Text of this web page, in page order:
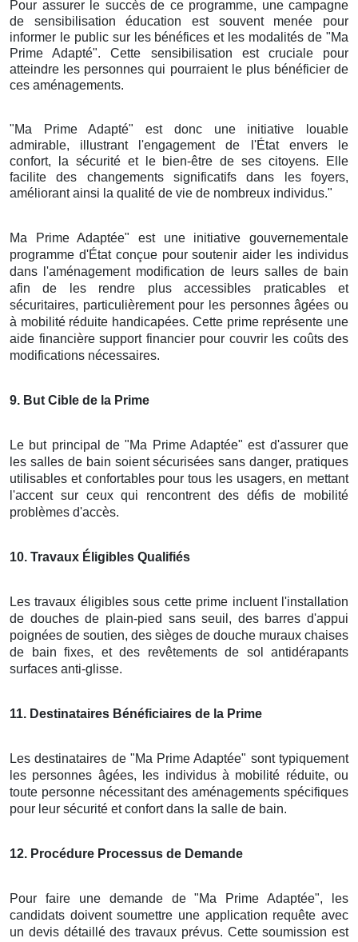
Pour assurer le succès de ce programme, une campagne
de sensibilisation éducation est souvent menée pour
informer le public sur les bénéfices et les modalités de "Ma
Prime Adapté". Cette sensibilisation est cruciale pour
atteindre les personnes qui pourraient le plus bénéficier de
ces aménagements.
"Ma Prime Adapté" est donc une initiative louable
admirable, illustrant l'engagement de l'État envers le
confort, la sécurité et le bien-être de ses citoyens. Elle
facilite des changements significatifs dans les foyers,
améliorant ainsi la qualité de vie de nombreux individus."
Ma Prime Adaptée" est une initiative gouvernementale
programme d'État conçue pour soutenir aider les individus
dans l'aménagement modification de leurs salles de bain
afin de les rendre plus accessibles praticables et
sécuritaires, particulièrement pour les personnes âgées ou
à mobilité réduite handicapées. Cette prime représente une
aide financière support financier pour couvrir les coûts des
modifications nécessaires.
9. But Cible de la Prime
Le but principal de "Ma Prime Adaptée" est d'assurer que
les salles de bain soient sécurisées sans danger, pratiques
utilisables et confortables pour tous les usagers, en mettant
l'accent sur ceux qui rencontrent des défis de mobilité
problèmes d'accès.
10. Travaux Éligibles Qualifiés
Les travaux éligibles sous cette prime incluent l'installation
de douches de plain-pied sans seuil, des barres d'appui
poignées de soutien, des sièges de douche muraux chaises
de bain fixes, et des revêtements de sol antidérapants
surfaces anti-glisse.
11. Destinataires Bénéficiaires de la Prime
Les destinataires de "Ma Prime Adaptée" sont typiquement
les personnes âgées, les individus à mobilité réduite, ou
toute personne nécessitant des aménagements spécifiques
pour leur sécurité et confort dans la salle de bain.
12. Procédure Processus de Demande
Pour faire une demande de "Ma Prime Adaptée", les
candidats doivent soumettre une application requête avec
un devis détaillé des travaux prévus. Cette soumission est